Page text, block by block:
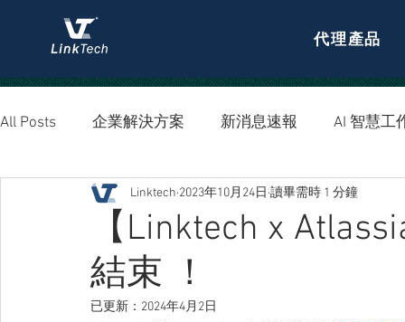
代理產品
All Posts 企業解決方案 新消息速報 AI 智慧工
資安防護
【Linktech x
結束 ！
Linktech 2023年10月24日 讀畢需時 1 分鐘
已更新： 2024年4月2日